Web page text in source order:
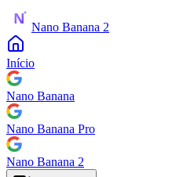
Nano Banana 2
Início
Nano Banana
Nano Banana Pro
Nano Banana 2